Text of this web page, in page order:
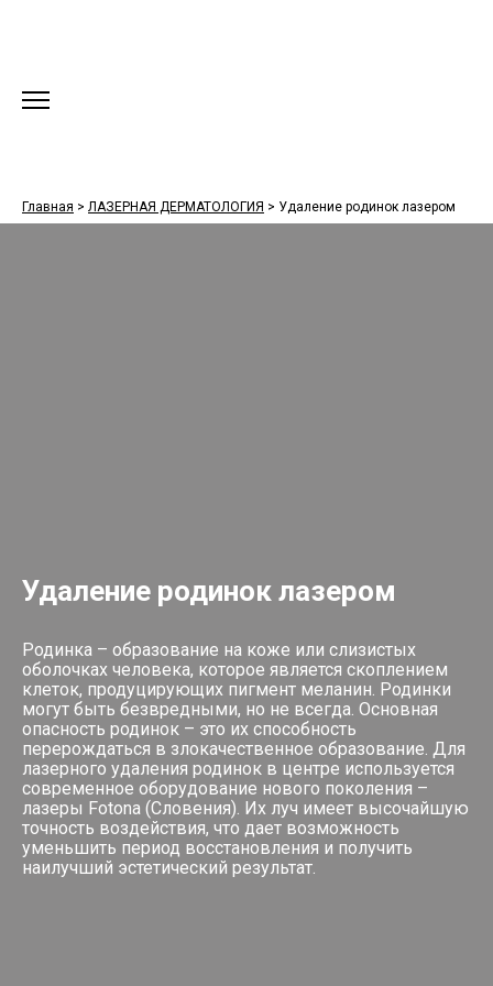
Главная > ЛАЗЕРНАЯ ДЕРМАТОЛОГИЯ > Удаление родинок лазером
Удаление родинок лазером
Родинка – образование на коже или слизистых
оболочках человека, которое является скоплением
клеток, продуцирующих пигмент меланин. Родинки
могут быть безвредными, но не всегда. Основная
опасность родинок – это их способность
перерождаться в злокачественное образование. Для
лазерного удаления родинок в центре используется
современное оборудование нового поколения –
лазеры Fotona (Словения). Их луч имеет высочайшую
точность воздействия, что дает возможность
уменьшить период восстановления и получить
наилучший эстетический результат.